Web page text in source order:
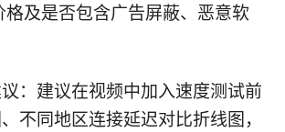
格及是否包含广告屏蔽、恶意软
：建议在视频中加入速度测试前
不同地区连接延迟对比折线图，